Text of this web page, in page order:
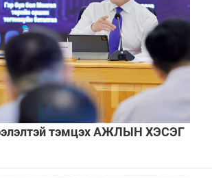
тэмцэх АЖЛЫН ХЭСЭГ